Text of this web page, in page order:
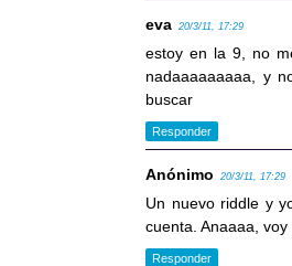
eva 20/3/11, 17:29
estoy en la 9, no
nadaaaaaaaaa, y
buscar
Responder
Anónimo 20/3/11, 17:29
Un nuevo riddle y
cuenta. Anaaaa, voy
Responder